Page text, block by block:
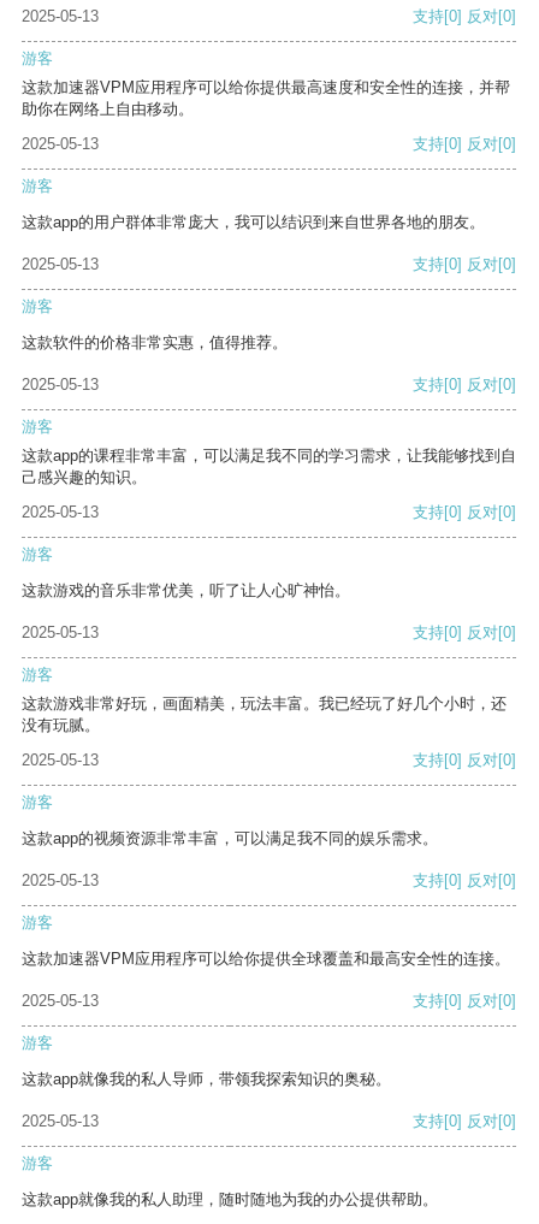
2025-05-13 支持[0] 反对[0]
游客
这款加速器VPM应用程序可以给你提供最高速度和安全性的连接，并帮
助你在网络上自由移动。
2025-05-13
支持[0] 反对[0]
游客
这款app的用户群体非常庞大，我可以结识到来自世界各地的朋友。
2025-05-13 支持[0] 反对[0]
游客
这款软件的价格非常实惠，值得推荐。
2025-05-13 支持[0] 反对[0]
游客
这款app的课程非常丰富，可以满足我不同的学习需求，让我能够找到自
己感兴趣的知识。
2025-05-13
支持[0] 反对[0]
游客
这款游戏的音乐非常优美，听了让人心旷神怡。
2025-05-13 支持[0] 反对[0]
游客
这款游戏非常好玩，画面精美，玩法丰富。我已经玩了好几个小时，还
没有玩腻。
2025-05-13
支持[0] 反对[0]
游客
这款app的视频资源非常丰富，可以满足我不同的娱乐需求。
2025-05-13 支持[0] 反对[0]
游客
这款加速器VPM应用程序可以给你提供全球覆盖和最高安全性的连接。
2025-05-13 支持[0] 反对[0]
游客
这款app就像我的私人导师，带领我探索知识的奥秘。
2025-05-13 支持[0] 反对[0]
游客
这款app就像我的私人助理，随时随地为我的办公提供帮助。